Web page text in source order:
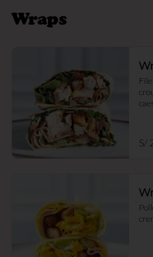
Wraps
S/